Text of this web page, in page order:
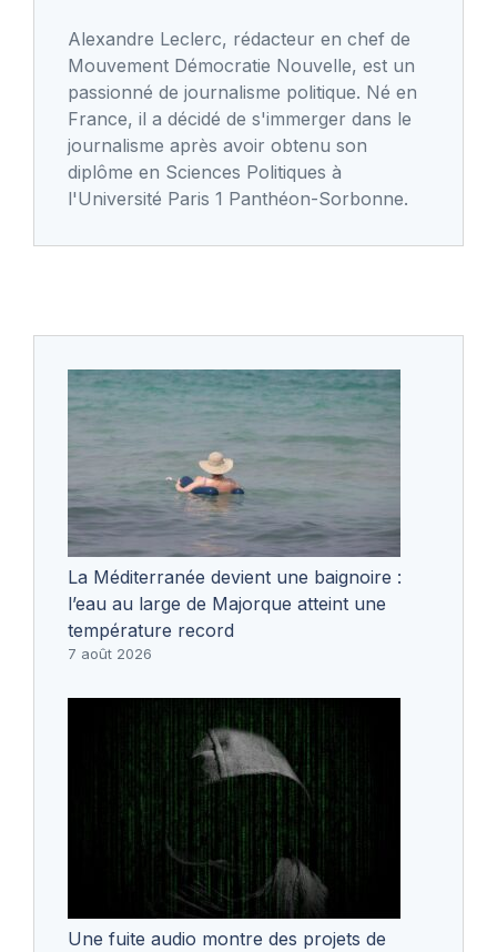
Alexandre Leclerc, rédacteur en chef de
Mouvement Démocratie Nouvelle, est un
passionné de journalisme politique. Né en
France, il a décidé de s'immerger dans le
journalisme après avoir obtenu son
diplôme en Sciences Politiques à
l'Université Paris 1 Panthéon-Sorbonne.
La Méditerranée devient une baignoire :
l’eau au large de Majorque atteint une
température record
7 août 2026
Une fuite audio montre des projets de